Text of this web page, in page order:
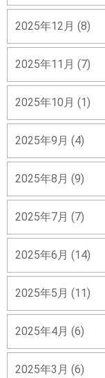
2025年12月 (8)
2025年11月 (7)
2025年10月 (1)
2025年9月 (4)
2025年8月 (9)
2025年7月 (7)
2025年6月 (14)
2025年5月 (11)
2025年4月 (6)
2025年3月 (6)